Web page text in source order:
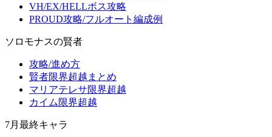
VH/EX/HELLボス攻略
PROUD攻略/フルオート編成例
ソロモナスの賢者
攻略/進め方
賢者限界超越まとめ
マリアテレサ限界超越
カイム限界超越
7月最終キャラ